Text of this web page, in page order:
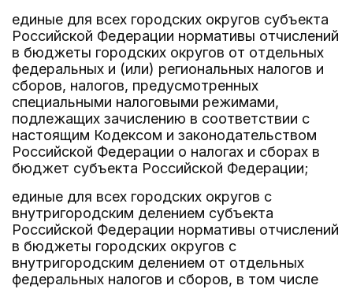
единые для всех городских округов субъекта
Российской Федерации нормативы отчислений
в бюджеты городских округов от отдельных
федеральных и (или) региональных налогов и
сборов, налогов, предусмотренных
специальными налоговыми режимами,
подлежащих зачислению в соответствии с
настоящим Кодексом и законодательством
Российской Федерации о налогах и сборах в
бюджет субъекта Российской Федерации;
единые для всех городских округов с
внутригородским делением субъекта
Российской Федерации нормативы отчислений
в бюджеты городских округов с
внутригородским делением от отдельных
федеральных налогов и сборов, в том числе